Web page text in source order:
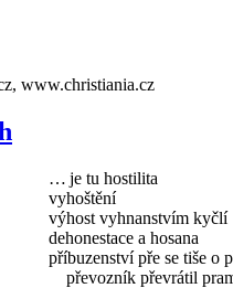
www.christiania.cz
… je tu hostilita
vyhoštění
výhost vyhnanstvím kyčlí
dehonestace a hosana
příbuzenství pře se tiše o
převozník převrátil